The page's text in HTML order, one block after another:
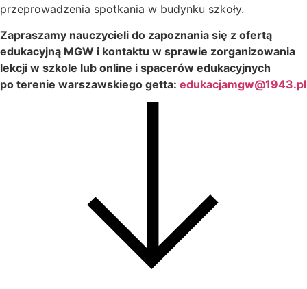
przeprowadzenia spotkania w budynku szkoły.
Zapraszamy nauczycieli do zapoznania się z ofertą
edukacyjną MGW i kontaktu w sprawie zorganizowania
lekcji w szkole lub online i spacerów edukacyjnych
po terenie warszawskiego getta: edukacjamgw@1943.pl